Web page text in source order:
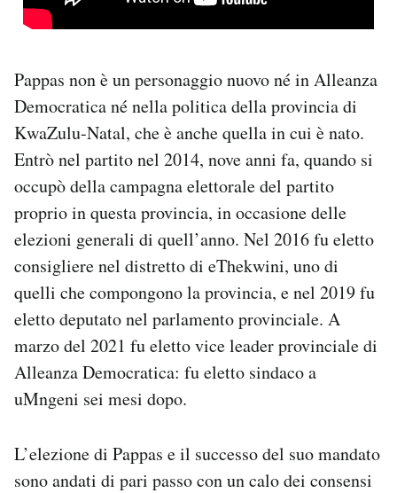
Pappas non è un personaggio nuovo né in Alleanza
Democratica né nella politica della provincia di
KwaZulu-Natal, che è anche quella in cui è nato.
Entrò nel partito nel 2014, nove anni fa, quando si
occupò della campagna elettorale del partito
proprio in questa provincia, in occasione delle
elezioni generali di quell’anno. Nel 2016 fu eletto
consigliere nel distretto di eThekwini, uno di
quelli che compongono la provincia, e nel 2019 fu
eletto deputato nel parlamento provinciale. A
marzo del 2021 fu eletto vice leader provinciale di
Alleanza Democratica: fu eletto sindaco a
uMngeni sei mesi dopo.
L’elezione di Pappas e il successo del suo mandato
sono andati di pari passo con un calo dei consensi